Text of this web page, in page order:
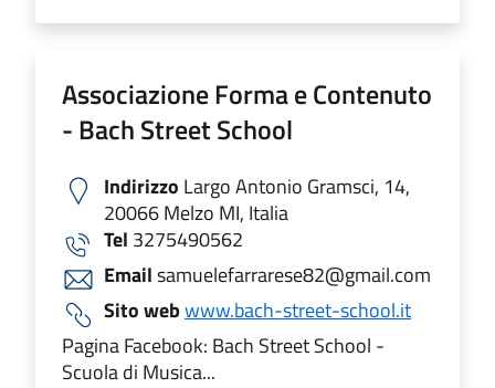
Associazione Forma e Contenuto
- Bach Street School
Indirizzo Largo Antonio Gramsci, 14,
20066 Melzo MI, Italia
Tel 3275490562
Emailsamuelefarrarese82@gmail.com
Sito webwww.bach-street-school.it
Pagina Facebook: Bach Street School -
Scuola di Musica...